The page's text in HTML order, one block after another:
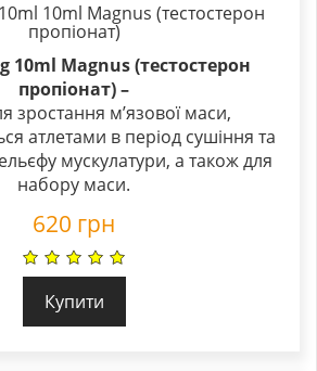
10ml Magnus (тестостерон
пропіонат)
10ml Magnus (тестостерон
пропіонат)–
зростання м’язової маси,
атлетами в період сушіння та
мускулатури, а також для
набору маси.
620 грн
Купити